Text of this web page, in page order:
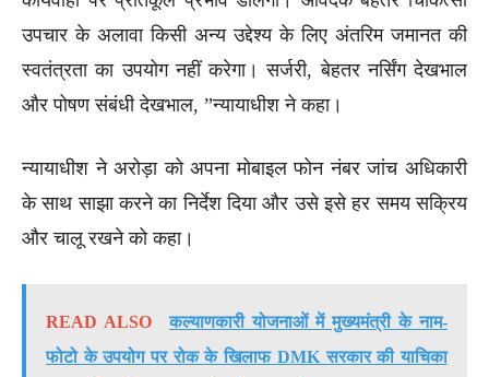
उपचार के अलावा किसी अन्य उद्देश्य के लिए अंतरिम जमानत की
स्वतंत्रता का उपयोग नहीं करेगा। सर्जरी, बेहतर नर्सिंग देखभाल
और पोषण संबंधी देखभाल, ”न्यायाधीश ने कहा।
न्यायाधीश ने अरोड़ा को अपना मोबाइल फोन नंबर जांच अधिकारी
के साथ साझा करने का निर्देश दिया और उसे इसे हर समय सक्रिय
और चालू रखने को कहा।
READ ALSO
कल्याणकारी योजनाओं में मुख्यमंत्री के नाम-
फोटो के उपयोग पर रोक के खिलाफ DMK सरकार की याचिका